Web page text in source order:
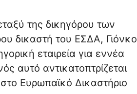
της δικηγόρου των
δικαστή του ΕΣΔΑ, Γιόνκο
εταιρεία για εννέα
αυτό αντικατοπτρίζεται
Ευρωπαϊκό Δικαστήριο